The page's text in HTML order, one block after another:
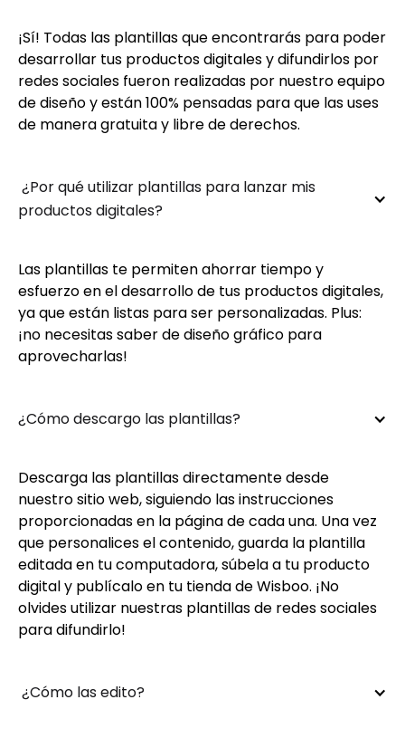
¡Sí! Todas las plantillas que encontrarás para poder
desarrollar tus productos digitales y difundirlos por
redes sociales fueron realizadas por nuestro equipo
de diseño y están 100% pensadas para que las uses
de manera gratuita y libre de derechos.
¿Por qué utilizar plantillas para lanzar mis
productos digitales?
Las plantillas te permiten ahorrar tiempo y
esfuerzo en el desarrollo de tus productos digitales,
ya que están listas para ser personalizadas. Plus:
¡no necesitas saber de diseño gráfico para
aprovecharlas!
¿Cómo descargo las plantillas?
Descarga las plantillas directamente desde
nuestro sitio web, siguiendo las instrucciones
proporcionadas en la página de cada una. Una vez
que personalices el contenido, guarda la plantilla
editada en tu computadora, súbela a tu producto
digital y publícalo en tu tienda de Wisboo. ¡No
olvides utilizar nuestras plantillas de redes sociales
para difundirlo!
¿Cómo las edito?